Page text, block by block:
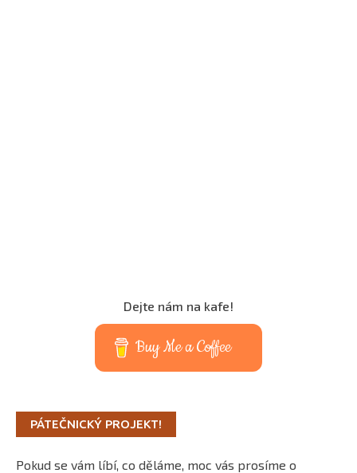
Dejte nám na kafe!
Buy Me a Coffee
PÁTEČNICKÝ PROJEKT!
Pokud se vám líbí, co děláme, moc vás prosíme o